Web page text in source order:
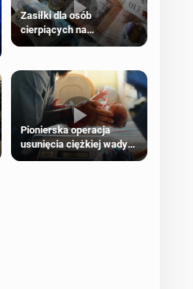
Zasiłki dla osób
cierpiących na
schorzenia psychiczne
Pionierska operacja
usunięcia ciężkiej wady
wrodzonej płodu w łonie